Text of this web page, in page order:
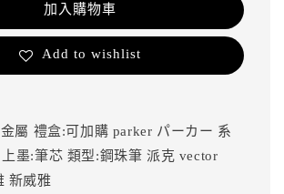
加入購物車
Add to wishlist
屬 禮盒:可加購 parker パーカー 系
上墨:筆芯 類型:鋼珠筆 派克 vector
新威雅